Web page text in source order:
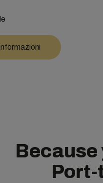
Because